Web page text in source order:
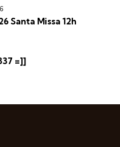
Santa Missa 12h
=]]